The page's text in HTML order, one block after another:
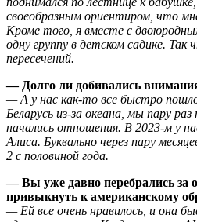
своеобразным ориентиром, что
Кроме того, я вместе с
одну группу в детском садике. Так
пересечений.
— Долго ли добивались
— А у нас как-то все быстро
Беларусь из-за океана, мы пару
начались отношения. В 2023-м у
Алиса. Буквально через пару
2 с половиной года.
— Вы уже давно перебрались за
привыкнуть к американскому
— Ей все очень нравилось, и она